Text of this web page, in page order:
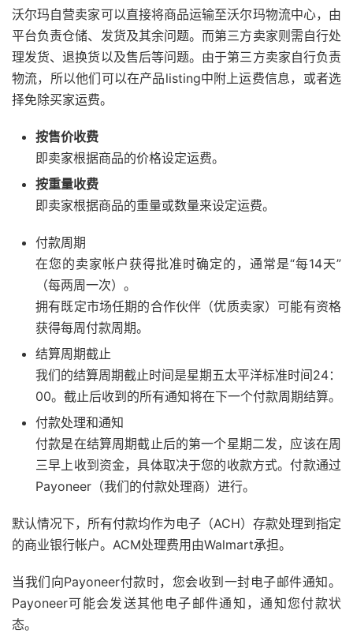
沃尔玛自营卖家可以直接将商品运输至沃尔玛物流中心，由
平台负责仓储、发货及其余问题。而第三方卖家则需自行处
理发货、退换货以及售后等问题。由于第三方卖家自行负责
物流，所以他们可以在产品listing中附上运费信息，或者选
择免除买家运费。
按售价收费
即卖家根据商品的价格设定运费。
按重量收费
即卖家根据商品的重量或数量来设定运费。
付款周期
在您的卖家帐户获得批准时确定的，通常是“每14天”
（每两周一次）。
拥有既定市场任期的合作伙伴（优质卖家）可能有资格
获得每周付款周期。
结算周期截止
我们的结算周期截止时间是星期五太平洋标准时间24：
00。截止后收到的所有通知将在下一个付款周期结算。
付款处理和通知
付款是在结算周期截止后的第一个星期二发，应该在周
三早上收到资金，具体取决于您的收款方式。付款通过
Payoneer（我们的付款处理商）进行。
默认情况下，所有付款均作为电子（ACH）存款处理到指定
的商业银行帐户。ACM处理费用由Walmart承担。
当我们向Payoneer付款时，您会收到一封电子邮件通知。
Payoneer可能会发送其他电子邮件通知，通知您付款状
态。